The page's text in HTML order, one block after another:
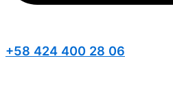
+58 424 400 28 06